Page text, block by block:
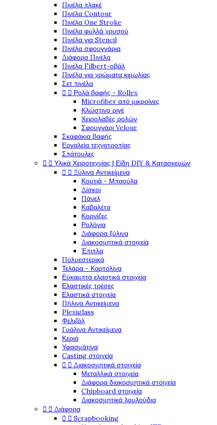
Πινέλα πλακέ
Πινέλα Contour
Πινέλα One Stroke
Πινέλα φυλλά χρυσού
Πινέλα για Stencil
Πινέλα σφουγγάρια
Διάφορα Πινέλα
Πινέλα Filbert-οβάλ
Πινέλα για χρώματα κιμωλίας
Σετ πινέλα
  Ρολά βαφής - Rollex
Microfiber από μικροίνες
Κλώστινο ριγέ
Χειρολαβές ρολών
Σφουγγάρι Velour
Σκαφάκια βαφής
Εργαλεία τεχνοτροπίας
Σπάτουλες
  Υλικά Χειροτεχνίας | Είδη DIY & Κατασκευών
  Ξύλινα Αντικείμενα
Κουτιά - Μπαούλα
Δίσκοι
Πάνελ
Καβαλέτα
Κορνίζες
Ρολόγια
Διάφορα ξύλινα
Διακοσμητικά στοιχεία
Έπιπλα
Πολυεστερικά
Τελάρα - Καρτολίνα
Εύκαμπτα ελαστικά στοιχεία
Ελαστικές τρέσες
Ελαστικά στοιχεία
Πήλινα Αντικείμενα
Plexiglass
Φελιζόλ
Γυάλινα Αντικείμενα
Κεριά
Υφασμάτινα
Casting στοιχεία
  Διακοσμητικά στοιχεία
Μεταλλικά στοιχεία
Διάφορα διακοσμητικά στοιχεία
Chipboard στοιχεία
Διακοσμητικά λουλούδια
  Διάφορα
  Scrapbooking